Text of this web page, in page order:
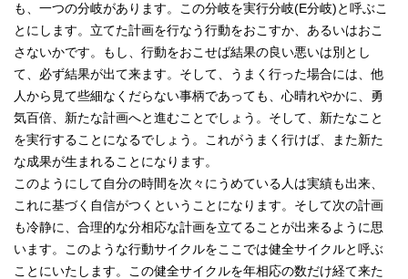
も、一つの分岐があります。この分岐を実行分岐(E分岐)と呼ぶこ
とにします。立てた計画を行なう行動をおこすか、あるいはおこ
さないかです。もし、行動をおこせば結果の良い悪いは別とし
て、必ず結果が出て来ます。そして、うまく行った場合には、他
人から見て些細なくだらない事柄であっても、心晴れやかに、勇
気百倍、新たな計画へと進むことでしょう。そして、新たなこと
を実行することになるでしょう。これがうまく行けば、また新た
な成果が生まれることになります。
このようにして自分の時間を次々にうめている人は実績も出来、
これに基づく自信がつくということになります。そして次の計画
も冷静に、合理的な分相応な計画を立てることが出来るように思
います。このような行動サイクルをここでは健全サイクルと呼ぶ
ことにいたします。この健全サイクルを年相応の数だけ経て来た